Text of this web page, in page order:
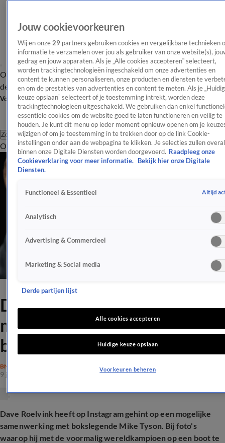
OverzichtAfleveringen Entertainment TV Algemeen
Tip
de redactieNieuwsbrief
Volg Shownieuws
Zoeken
OverzichtEntertainmentSpraakmakendRealityCrimeVideo's
Dave Roelvink hint op een
mogelijke samenwerking met
bokslegende Mike Tyson
BN'ERS
9 juni 2026, 19:44
Dave Roelvink heeft op Instagram gehint op een mogelijke
samenwerking met bokslegende Mike Tyson. Bij foto's
waarop hij met de voormalig wereldkampioen op een boot te
Jouw cookievoorkeuren
Wij en onze 29 partners gebruiken cookies en vergelijkbare technieken
informatie te verzamelen over jou als gebruiker van onze website(s),
gedrag en jouw apparaten. Als je „Alle cookies accepteren” selecteert,
worden trackingtechnologieën ingeschakeld om onze advertenties en
content te kunnen personaliseren, onze producten en diensten te
en om de prestaties van advertenties en content te meten. Als je
keuze opslaan” selecteert of je toestemming intrekt, worden deze
trackingtechnologieën uitgeschakeld. We gebruiken dan enkel
essentiële cookies om de website goed te laten functioneren en veilig te
houden. Je kunt dit menu op ieder moment opnieuw openen om je
wijzigen of om je toestemming in te trekken door op de link Cookie-
instellingen onder aan de webpagina te klikken. Je selecties zullen overal
binnen onze Digitale Diensten worden doorgevoerd. Raadpleeg onze
Cookieverklaring voor meer informatie.
Bekijk hier onze Digitale
Diensten.
Functioneel & Essentieel Altijd
Analytisch
Advertising & Commercieel
Marketing & Social media
Derde partijen lijst
Alle cookies accepteren
Huidige keuze opslaan
Voorkeuren beheren